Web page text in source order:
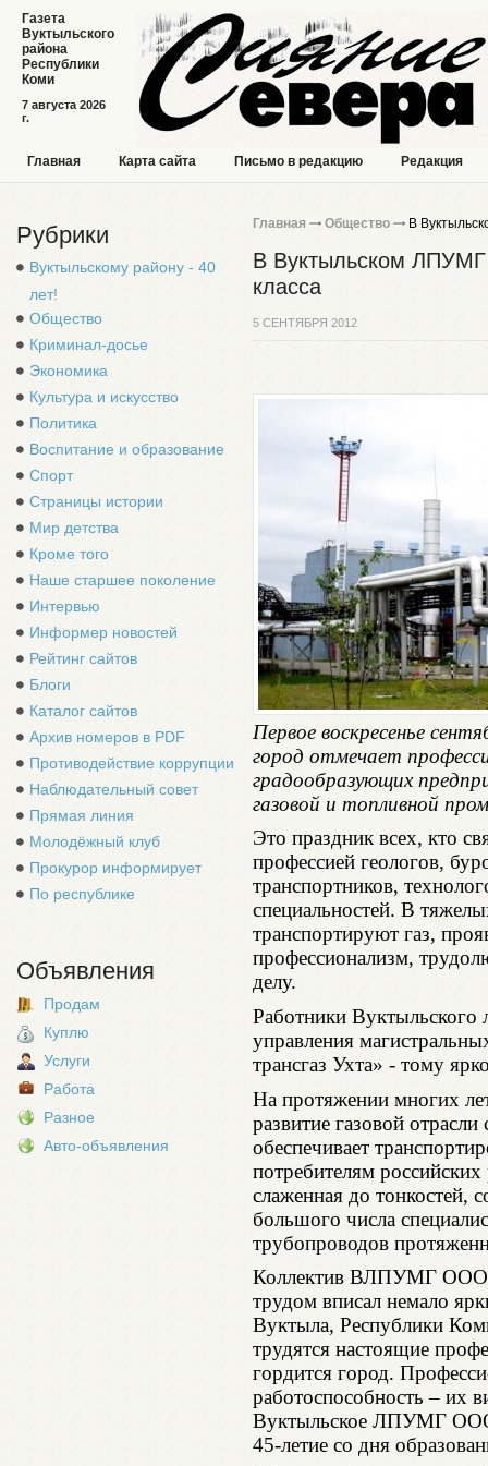
7 августа 2026
г.
Газета
Вуктыльского
района
Республики
Коми
Главная Карта сайта Письмо в редакцию Редакция
Рубрики
Вуктыльскому району - 40
лет!
Общество
Криминал-досье
Экономика
Культура и искусство
Политика
Воспитание и образование
Спорт
Страницы истории
Мир детства
Кроме того
Наше старшее поколение
Интервью
Информер новостей
Рейтинг сайтов
Блоги
Каталог сайтов
Архив номеров в PDF
Противодействие коррупции
Наблюдательный совет
Прямая линия
Молодёжный клуб
Прокурор информирует
По республике
Объявления
Продам
Куплю
Услуги
Работа
Разное
Авто-объявления
Главная Общество В
В Вуктыльском ЛПУМГ
класса
5 СЕНТЯБРЯ 2012
Первое воскресенье
город отмечает
градообразующих
газовой и топливной
Это праздник всех, кто
профессией геологов,
транспортников,
специальностей. В
транспортируют газ,
профессионализм,
делу.
Работники Вуктыльского
управления
трансгаз Ухта» - тому
На протяжении многих
развитие газовой
обеспечивает
потребителям
слаженная до тонкостей,
большого числа
трубопроводов
Коллектив ВЛПУМГ ООО
трудом вписал немало
Вуктыла, Республики
трудятся настоящие
гордится город.
работоспособность – их
Вуктыльское ЛПУМГ ООО
45-летие со дня